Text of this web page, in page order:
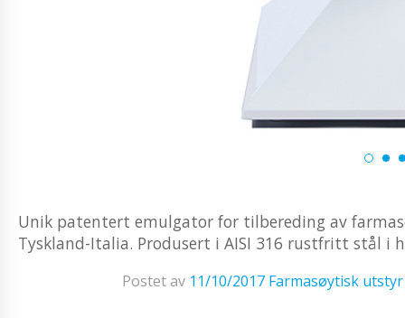
Unik patentert emulgator for tilbereding av
Tyskland-Italia. Produsert i AISI 316 rustfritt stål i
Postet av 11/10/2017 Farmasøytisk utstyr